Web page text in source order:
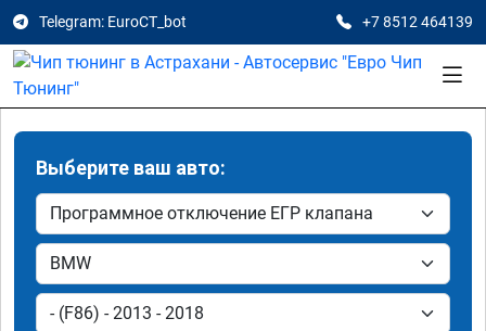
Telegram: EuroCT_bot +7 8512 464139
Выберите ваш авто: